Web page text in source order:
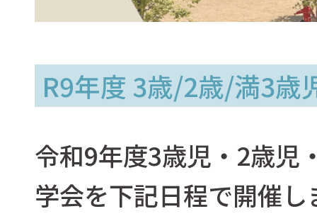
R9年度 3歳/2歳/満3歳
令和9年度3歳児・2歳児
学会を下記日程で開催し